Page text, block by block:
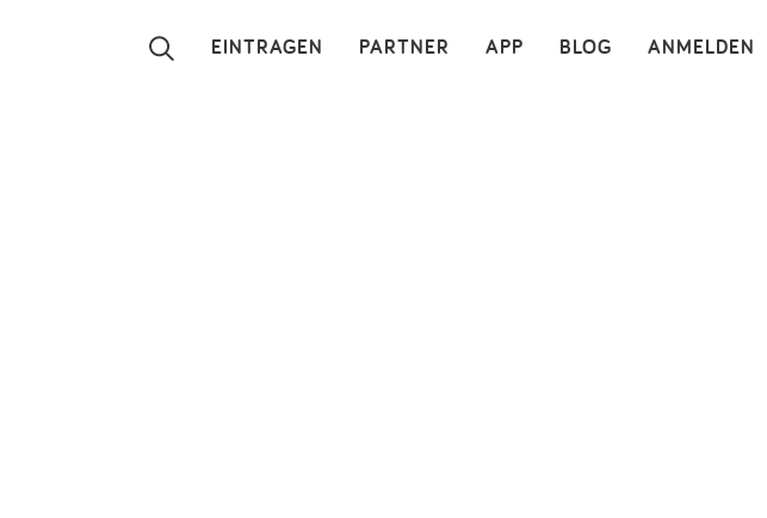
ANMELDEN
BLOG
APP
PARTNER
EINTRAGEN ×